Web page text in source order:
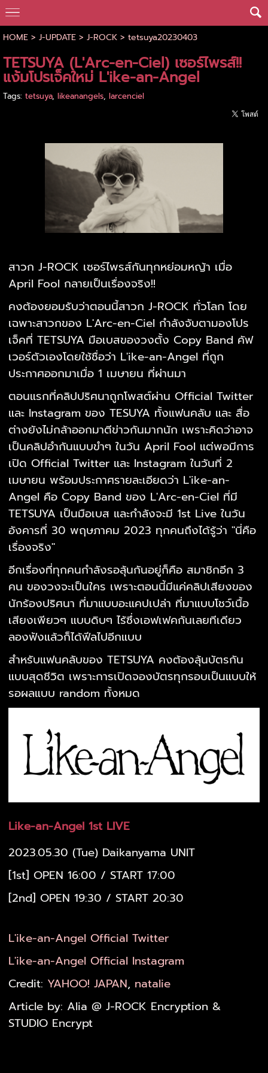
HOME> J-UPDATE> J-ROCK> tetsuya20230403
TETSUYA (L'Arc-en-Ciel) เซอร์ไพรส์!!
แง้มโปรเจ็คใหม่ L'ike-an-Angel
Tags: tetsuya, likeanangels, larcenciel
สาวก J-ROCK เซอร์ไพรส์กันทุกหย่อมหญ้า เมื่อ
April Fool กลายเป็นเรื่องจริง!!
คงต้องยอมรับว่าตอนนี้สาวก J-ROCK ทั่วโลก โดย
เฉพาะสาวกของ L'Arc-en-Ciel กำลังจับตามองโปร
เจ็คที่ TETSUYA มือเบสของวงตั้ง Copy Band คัฟ
เวอร์ตัวเองโดยใช้ชื่อว่า L'ike-an-Angel ที่ถูก
ประกาศออกมาเมื่อ 1 เมษายน ที่ผ่านมา
ตอนแรกที่คลิปปริศนาถูกโพสต์ผ่าน Official Twitter
และ Instagram ของ TESUYA ทั้งแฟนคลับ และ สื่อ
ต่างยังไม่กล้าออกมาตีข่าวกันมากนัก เพราะคิดว่าอาจ
เป็นคลิปอำกันแบบขำๆ ในวัน April Fool แต่พอมีการ
เปิด Official Twitter และ Instagram ในวันที่ 2
เมษายน พร้อมประกาศรายละเอียดว่า L'ike-an-
Angel คือ Copy Band ของ L'Arc-en-Ciel ที่มี
TETSUYA เป็นมือเบส และกำลังจะมี 1st Live ในวัน
อังคารที่ 30 พฤษภาคม 2023 ทุกคนถึงได้รู้ว่า "นี่คือ
เรื่องจริง"
อีกเรื่องที่ทุกคนกำลังรอลุ้นกันอยู่ก็คือ สมาชิกอีก 3
คน ของวงจะเป็นใคร เพราะตอนนี้มีแค่คลิปเสียงของ
นักร้องปริศนา ที่มาแบบอะแคปเปล่า ที่มาแบบโชว์เนื้อ
เสียงเพียวๆ แบบดิบๆ ไร้ซึ่งเอฟเฟคกันเลยทีเดียว
ลองฟังแล้วก็ได้ฟีลไปอีกแบบ
สำหรับแฟนคลับของ TETSUYA คงต้องลุ้นบัตรกัน
แบบสุดชีวิต เพราะการเปิดจองบัตรทุกรอบเป็นแบบให้
รอผลแบบ random ทั้งหมด
Like-an-Angel 1st LIVE
2023.05.30 (Tue) Daikanyama UNIT
[1st] OPEN 16:00 / START 17:00
[2nd] OPEN 19:30 / START 20:30
L'ike-an-Angel Official Twitter
L'ike-an-Angel Official Instagram
Credit: YAHOO! JAPAN, natalie
Article by: Alia @ J-ROCK Encryption &
STUDIO Encrypt